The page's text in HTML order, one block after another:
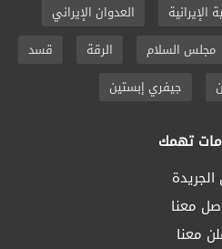
الإيرانية
العدوان الإيراني
مجلس السلام الرقة
قسد
جيفري إبستين
تهمك
معنا
معنا